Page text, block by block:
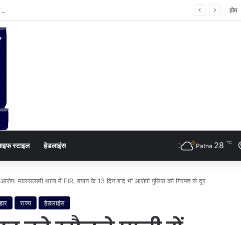
शंखनाद: नुक्कड़ नाटक के जरिए विधायी विभाग ने पेश की मिसाल होम
स्टाइल हेडलाइंस Patna 28 ℃
आरोप: मालसलामी थाना में FIR, बयान के 13 दिन बाद भी आरोपी पुलिस की गिरफ्त से दूर
राज्य हेडलाइंस